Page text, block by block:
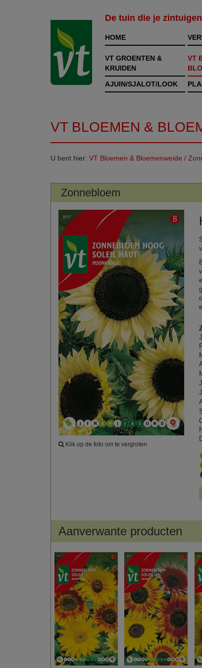
De tuin die je
HOME
VT GROENTEN &
KRUIDEN
VT
AJUIN/SJALOT/LOOK
VT BLOEMEN &
U bent hier: VT Bloemen & Bloemenweide /
Zonnebloem
Klik op de foto om te vergroten
J
J
J
Aanverwante producten